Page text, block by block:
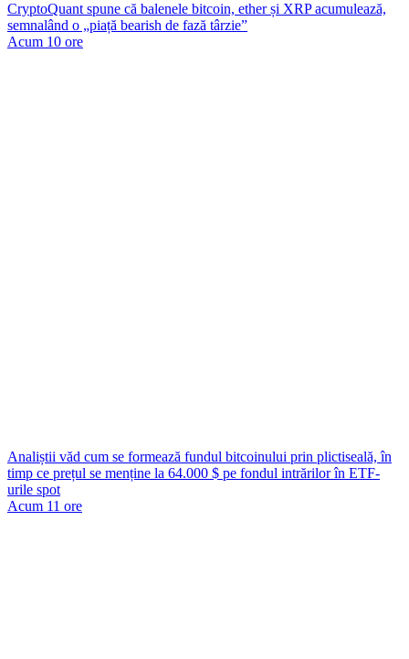
CryptoQuant spune că balenele bitcoin, ether și XRP acumulează,
semnalând o „piață bearish de fază târzie”
Acum 10 ore
Analiștii văd cum se formează fundul bitcoinului prin plictiseală, în
timp ce prețul se menține la 64.000 $ pe fondul intrărilor în ETF-
urile spot
Acum 11 ore